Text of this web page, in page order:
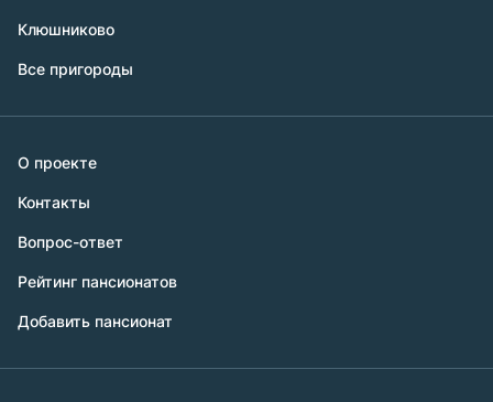
Клюшниково
Все пригороды
О проекте
Контакты
Вопрос-ответ
Рейтинг пансионатов
Добавить пансионат